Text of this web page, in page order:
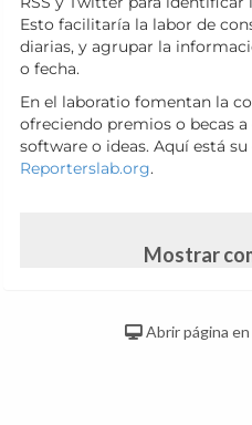
Esto facilitaría la labor de
diarias, y agrupar la
o fecha.
En el laboratio fomentan la
ofreciendo premios o becas
software o ideas. Aquí está
Reporterslab.org.
Mostrar
Abrir página